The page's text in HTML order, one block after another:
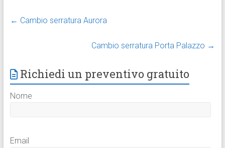
← Cambio serratura Aurora
Cambio serratura Porta Palazzo →
Richiedi un preventivo gratuito
Nome
Email